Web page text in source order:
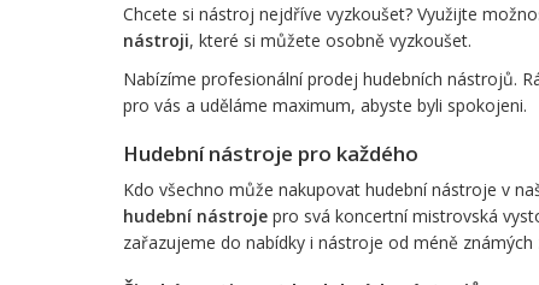
Chcete si nástroj nejdříve vyzkoušet? Využijte
nástroji, které si můžete osobně vyzkoušet.
Nabízíme profesionální prodej hudebních nástrojů.
pro vás a uděláme maximum, abyste byli spokojeni.
Hudební nástroje pro každého
Kdo všechno může nakupovat hudební nástroje v
hudební nástroje pro svá koncertní mistrovská
zařazujeme do nabídky i nástroje od méně známých